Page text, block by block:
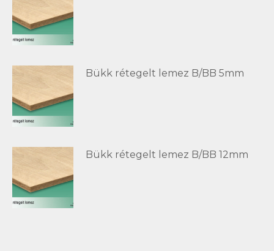
Bükk rétegelt lemez B/BB 5mm
Bükk rétegelt lemez B/BB 12mm